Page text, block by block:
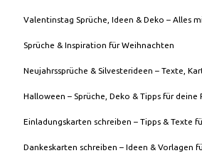
Valentinstag Sprüche, Ideen & Deko – Alles
Sprüche & Inspiration für Weihnachten
Neujahrssprüche & Silvesterideen – Texte,
Halloween – Sprüche, Deko & Tipps für deine
Einladungskarten schreiben – Tipps & Texte
Dankeskarten schreiben – Ideen & Vorlagen